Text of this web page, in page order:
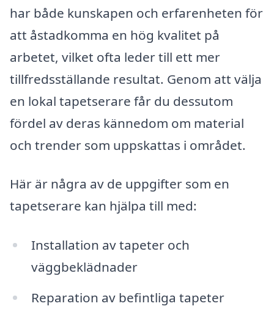
har både kunskapen och erfarenheten för
att åstadkomma en hög kvalitet på
arbetet, vilket ofta leder till ett mer
tillfredsställande resultat. Genom att välja
en lokal tapetserare får du dessutom
fördel av deras kännedom om material
och trender som uppskattas i området.
Här är några av de uppgifter som en
tapetserare kan hjälpa till med:
Installation av tapeter och
väggbeklädnader
Reparation av befintliga tapeter